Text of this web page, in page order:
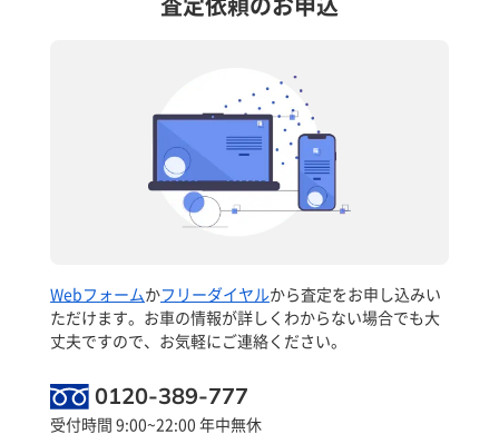
Webフォームかフリーダイヤルから査定をお申し込みい
ただけます。お車の情報が詳しくわからない場合でも大
丈夫ですので、お気軽にご連絡ください。
0120-389-777
受付時間 9:00~22:00 年中無休